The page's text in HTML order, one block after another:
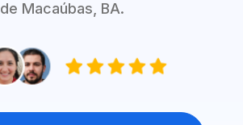
de Macaúbas, BA.